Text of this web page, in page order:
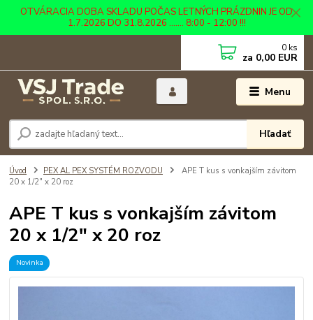
OTVÁRACIA DOBA SKLADU POČAS LETNÝCH PRÁZDNIN JE OD
1.7.2026 DO 31.8.2026 ....... 8:00 - 12:00 !!!
Menu
Hľadať
0 ks
za 0,00 EUR
Úvod PEX AL PEX SYSTÉM ROZVODU
APE T kus s vonkajším závitom
20 x 1/2" x 20 roz
APE T kus s vonkajším závitom
20 x 1/2" x 20 roz
Novinka